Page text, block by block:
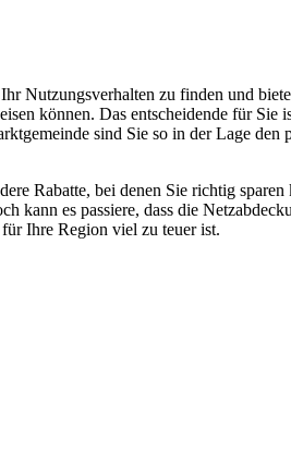
Nutzungsverhalten zu finden und
können. Das entscheidende für Sie
sind Sie so in der Lage den
Rabatte, bei denen Sie richtig sparen
kann es passiere, dass die
Ihre Region viel zu teuer ist.